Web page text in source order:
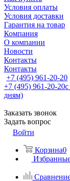
Условия оплаты
Условия доставки
Гарантия на товар
Компания
О компании
Новости
Контакты
Контакты
+7 (495) 961-20-20
+7 (495) 961-20-20
дням)
Заказать звонок
Задать вопрос
Войти
Корзина0